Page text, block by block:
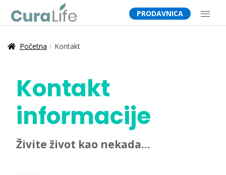
PRODAVNICA
POČETNA
BROŠURA
Početna Kontakt
Kontakt
informacije
Živite život kao nekada…